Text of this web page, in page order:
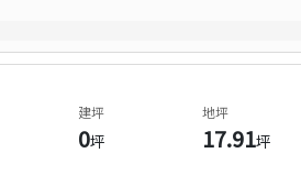
建坪
0坪
地坪
17.91坪